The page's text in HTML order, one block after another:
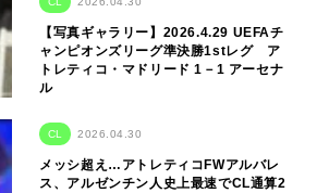
【写真ギャラリー】2026.4.29 UEFAチ
ャンピオンズリーグ準決勝1stレグ ア
トレティコ・マドリード 1－1 アーセナ
ル
CL 2026.04.30
メッシ超え…アトレティコFWアルバレ
ス、アルゼンチン人史上最速でCL通算2